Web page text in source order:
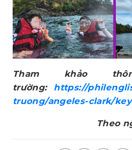
Tham khảo
trường: https://
truong/angeles-clark/
Theo